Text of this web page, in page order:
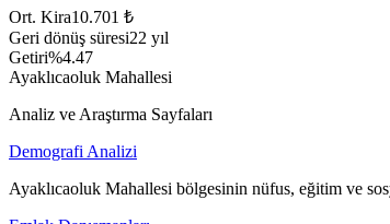
Ort. Kira10.701 ₺
Geri dönüş süresi22 yıl
Getiri%4.47
Ayaklıcaoluk Mahallesi
Analiz ve Araştırma Sayfaları
Demografi Analizi
Ayaklıcaoluk Mahallesi bölgesinin nüfus, eğitim ve